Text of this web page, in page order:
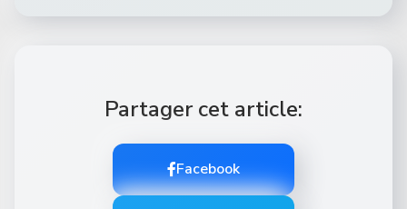
Partager cet article:
Facebook